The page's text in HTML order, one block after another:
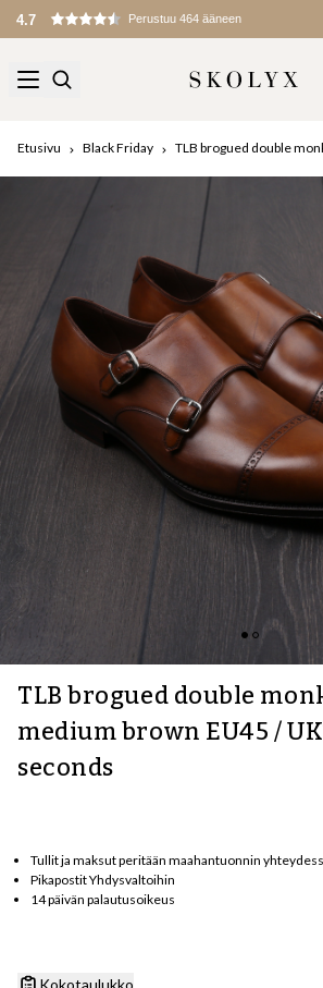
4.7 Perustuu 464 ääneen
Etusivu Black Friday TLB brogued double
TLB brogued double
medium brown EU45 /
seconds
Tullit ja maksut peritään maahantuonnin
Pikapostit Yhdysvaltoihin
14 päivän palautusoikeus